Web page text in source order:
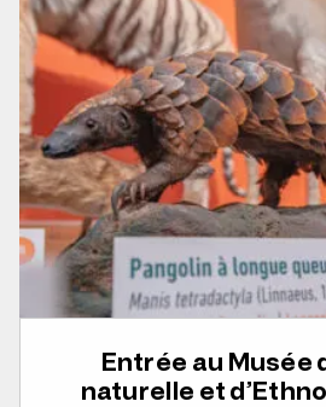
Entrée au Musée
naturelle et